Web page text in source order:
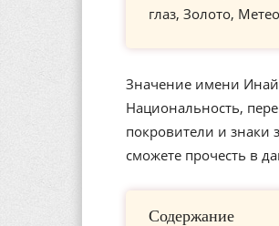
глаз, Золото,
Значение имени Инай
Национальность,
покровители и
сможете прочесть в
Содержание